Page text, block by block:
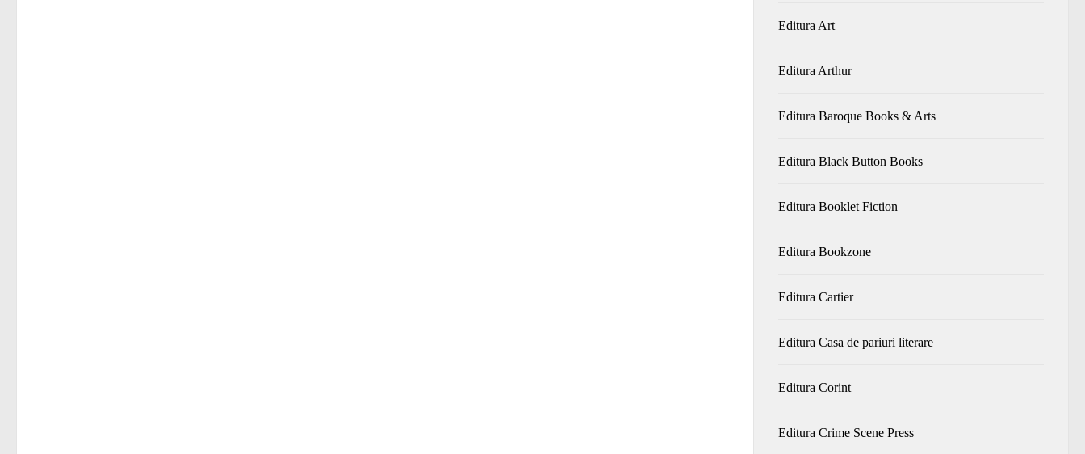
Editura Art
Editura Arthur
Editura Baroque Books & Arts
Editura Black Button Books
Editura Booklet Fiction
Editura Bookzone
Editura Cartier
Editura Casa de pariuri literare
Editura Corint
Editura Crime Scene Press